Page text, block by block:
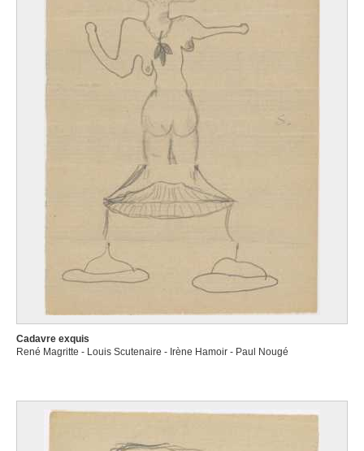
Cadavre exquis
René Magritte - Louis Scutenaire - Irène Hamoir - Paul Nougé